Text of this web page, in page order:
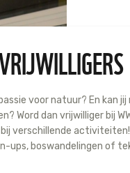
voor natuur? En kan
Word dan vrijwilliger bij
verschillende
ups, boswandelingen of